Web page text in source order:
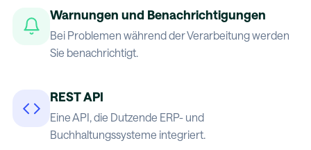
Warnungen und Benachrichtigungen
Bei Problemen während der Verarbeitung werden
Sie benachrichtigt.
REST API
Eine API, die Dutzende ERP- und
Buchhaltungssysteme integriert.